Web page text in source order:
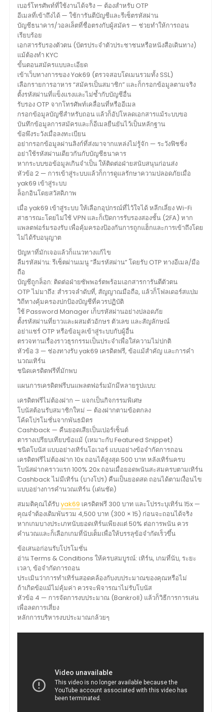
เบอร์โทรศัพท์ที่ใช้งานได้จริง — ต้องสำหรับ OTP
อีเมลที่เข้าถึงได้ — ใช้การันตีบัญชีและรีเซ็ตรหัสผ่าน
บัญชีธนาคาร/วอลเล็ตที่ชื่อตรงกับผู้สมัคร — ช่วยทำให้การถอน
เรียบร้อย
เอกสารรับรองตัวตน (บัตรประจำตัวประชาชนหรือหนังสือเดินทาง)
แม้ต้องทำ KYC
ขั้นตอนสมัครแบบละเอียด
เข้าเว็บทางการของ Yak69 (ตรวจสอบโดเมนรวมทั้ง SSL)
เลือกรายการอาหาร “สมัครเป็นสมาชิก” และก็กรอกข้อมูลตามจริง
ตั้งรหัสผ่านที่แข็งแรงและไม่ซ้ำกับบัญชีอื่น
รับรอง OTP จากโทรศัพท์เคลื่อนที่หรืออีเมล
กรอกข้อมูลบัญชีสำหรับถอน แล้วก็อัปโหลดเอกสารแม้ระบบขอ
บันทึกข้อมูลการสมัครและก็อีเมลยืนยันไว้เป็นหลักฐาน
ข้อพึงระวังเมื่อลงทะเบียน
อย่ากรอกข้อมูลผ่านลิงก์ที่ส่งมาจากแหล่งไม่รู้จัก — ระวังฟิชชิ่ง
อย่าใช้รหัสผ่านเดียวกันกับบัญชีธนาคาร
หากระบบขอข้อมูลเกินจำเป็น ให้ติดต่อฝ่ายสนับสนุนก่อนส่ง
หัวข้อ 2 — การเข้าสู่ระบบแล้วก็การดูแลรักษาความปลอดภัยเมื่อ
yak69 เข้าสู่ระบบ
ล็อกอินโดยสวัสดิภาพ
เมื่อ yak69 เข้าสู่ระบบ ให้เลือกอุปกรณ์ที่ไว้ใจได้ หลีกเลี่ยง Wi-Fi
สาธารณะโดยไม่ใช้ VPN และก็เปิดการรับรองสองชั้น (2FA) หาก
แพลตฟอร์มรองรับ เพื่อคุ้มครองป้องกันการถูกแฮ็กและการเข้าถึงโดย
ไม่ได้รับอนุญาต
ปัญหาที่มักเจอแล้วก็แนวทางแก้ไข
ลืมรหัสผ่าน: รีเซ็ตผ่านเมนู “ลืมรหัสผ่าน” โดยรับ OTP ทางอีเมล/มือ
ถือ
บัญชีถูกล็อก: ติดต่อฝ่ายซัพพอร์ตพร้อมเอกสารการันตีตัวตน
OTP ไม่มาถึง: สำรวจลำดับที่, สัญญาณมือถือ, แล้วก็โฟลเดอร์สแปม
วิถีทางคุ้มครองปกป้องบัญชีที่ควรปฏิบัติ
ใช้ Password Manager เก็บรหัสผ่านอย่างปลอดภัย
ตั้งรหัสผ่านที่ยาวและผสมตัวอักษร ตัวเลข และสัญลักษณ์
อย่าแชร์ OTP หรือข้อมูลเข้าสู่ระบบกับผู้อื่น
ตรวจทานเรื่องราวธุรกรรมเป็นประจำเพื่อใส่ความไม่ปกติ
หัวข้อ 3 — ช่องทางรับ yak69 เครดิตฟรี, ข้อแม้สำคัญ และการคำ
นวณเทิร์น
ชนิดเครดิตฟรีที่มักพบ
แผนการเครดิตฟรีบนแพลตฟอร์มมักมีหลายรูปแบบ:
เครดิตฟรีไม่ต้องฝาก — แจกเป็นกิจกรรมพิเศษ
โบนัสต้อนรับสมาชิกใหม่ — ต้องฝากตามข้อตกลง
โค้ดโปรโมชั่นจากพันธมิตร
Cashback — คืนยอดเสียเป็นเปอร์เซ็นต์
ตารางเปรียบเทียบข้อแม้ (เหมาะกับ Featured Snippet)
ชนิดโบนัส แบบอย่างเทิร์นโอเวอร์ แบบอย่างข้อจำกัดการถอน
เครดิตฟรีไม่ต้องฝาก 10x ถอนได้สูงสุด 500 บาท หลังเทิร์นครบ
โบนัสฝากคราวแรก 100% 20x ถอนเมื่อยอดพนันสะสมครบตามเทิร์น
Cashback ไม่มีเทิร์น (บางโปร) คืนเป็นยอดสด ถอนได้ตามเงื่อนไข
แบบอย่างการคำนวณเทิร์น (เด่นชัด)
สมมติคุณได้รับyak69 เครดิตฟรี 300 บาท และโปรระบุเทิร์น 15x —
คุณจำต้องเดิมพันรวม 4,500 บาท (300 × 15) ก่อนจะถอนได้จริง
หากเกมบางประเภทนับยอดเทิร์นเพียงแต่ 50% ต่อการพนัน ควร
คำนวณและก็เลือกเกมที่นับเต็มเพื่อให้บรรลุข้อจำกัดเร็วขึ้น
ข้อเสนอก่อนรับโปรโมชั่น
อ่าน Terms & Conditions ให้ครบสมบูรณ์: เทิร์น, เกมที่นับ, ระยะ
เวลา, ข้อจำกัดการถอน
ประเมินว่าการทำเทิร์นสอดคล้องกับงบประมาณของคุณหรือไม่
ถ้าเกิดข้อแม้ไม่คุ้มค่า ควรจะพิจารณาไม่รับโบนัส
หัวข้อ 4 — การจัดการงบประมาณ (Bankroll) แล้วก็วิธีการการเล่น
เพื่อลดการเสี่ยง
หลักการบริหารงบประมาณกล้วยๆ